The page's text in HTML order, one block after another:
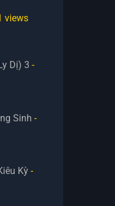
views
Dị) 3 -
Sinh -
Kỳ -